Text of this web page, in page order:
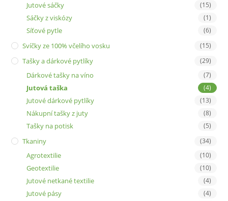
Jutové sáčky (15)
Sáčky z viskózy (1)
Síťové pytle (6)
Svíčky ze 100% včelího vosku (15)
Tašky a dárkové pytlíky (29)
Dárkové tašky na víno (7)
Jutová taška (4)
Jutové dárkové pytlíky (13)
Nákupní tašky z juty (8)
Tašky na potisk (5)
Tkaniny (34)
Agrotextilie (10)
Geotextilie (10)
Jutové netkané textilie (4)
Jutové pásy (4)